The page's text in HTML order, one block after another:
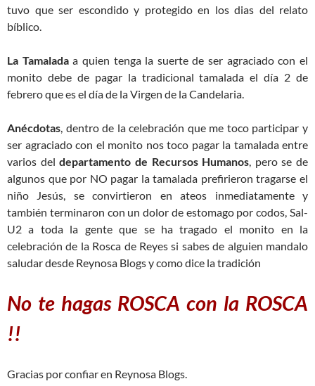
tuvo que ser escondido y protegido en los dias del relato
bíblico.
La Tamaladaa quien tenga la suerte de ser agraciado con el
monito debe de pagar la tradicional tamalada el día 2 de
febrero que es el día de la Virgen de la Candelaria.
Anécdotas, dentro de la celebración que me toco participar y
ser agraciado con el monito nos toco pagar la tamalada entre
varios deldepartamento de Recursos Humanos, pero se de
algunos que por NO pagar la tamalada prefirieron tragarse el
niño Jesús, se convirtieron en ateos inmediatamente y
también terminaron con un dolor de estomago por codos, Sal-
U2 a toda la gente que se ha tragado el monito en la
celebración de la Rosca de Reyes si sabes de alguien mandalo
saludar desde Reynosa Blogs y como dice la tradición
No te hagas ROSCA con la ROSCA
!!
Gracias por confiar en Reynosa Blogs.